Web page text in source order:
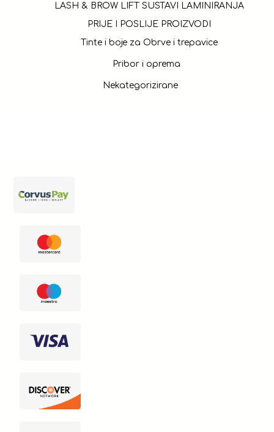
LASH & BROW LIFT SUSTAVI LAMINIRANJA
PRIJE I POSLIJE PROIZVODI
Tinte i boje za Obrve i trepavice
Pribor i oprema
Nekategorizirane